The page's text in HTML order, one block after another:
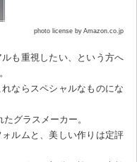
photo license by Amazon.co.jp
も重視したい、という方へ
ならスペシャルなものにな
グラスメーカー。
ルムと、美しい作りは定評